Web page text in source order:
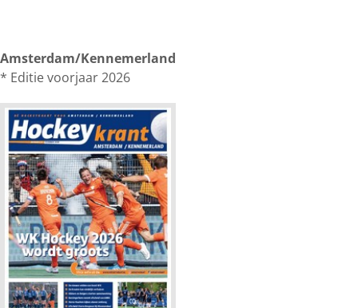
Amsterdam/Kennemerland
* Editie voorjaar 2026